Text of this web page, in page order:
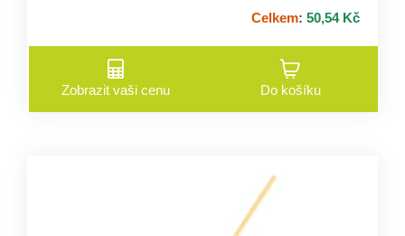
Celkem: 50,54 Kč
Zobrazit vaši cenu Do košíku